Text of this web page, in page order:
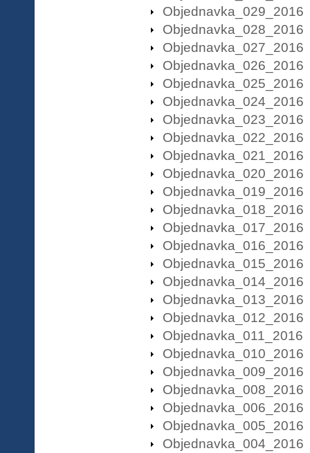
Objednavka_029_2016
Objednavka_028_2016
Objednavka_027_2016
Objednavka_026_2016
Objednavka_025_2016
Objednavka_024_2016
Objednavka_023_2016
Objednavka_022_2016
Objednavka_021_2016
Objednavka_020_2016
Objednavka_019_2016
Objednavka_018_2016
Objednavka_017_2016
Objednavka_016_2016
Objednavka_015_2016
Objednavka_014_2016
Objednavka_013_2016
Objednavka_012_2016
Objednavka_011_2016
Objednavka_010_2016
Objednavka_009_2016
Objednavka_008_2016
Objednavka_006_2016
Objednavka_005_2016
Objednavka_004_2016